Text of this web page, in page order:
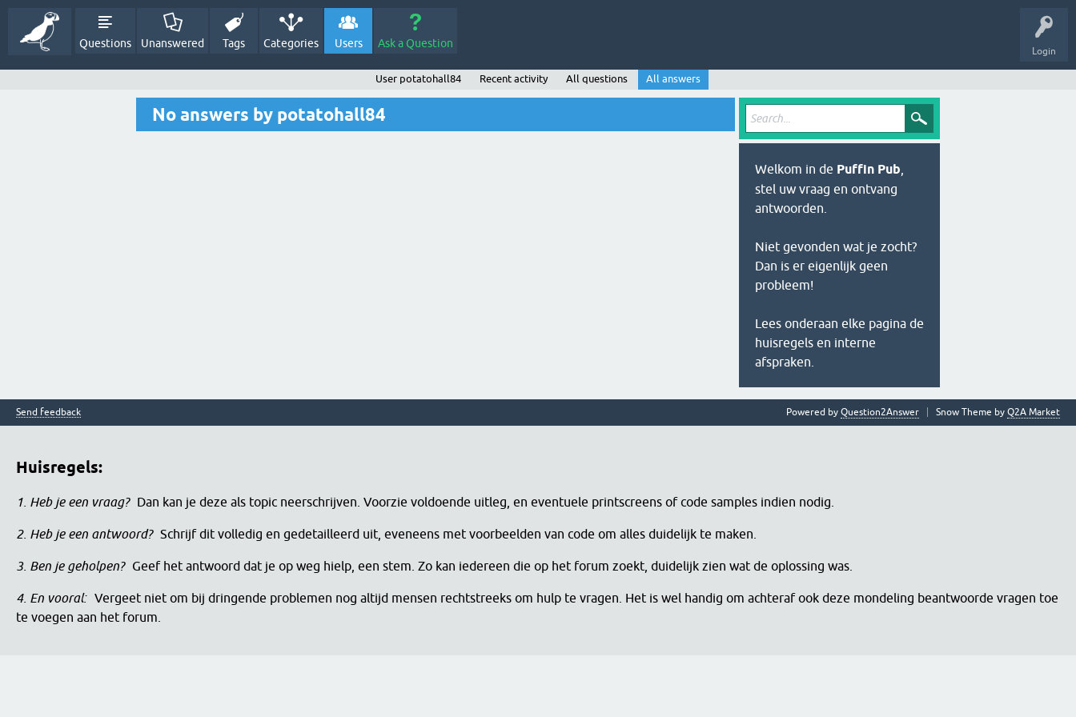
Login
Questions Unanswered Tags Categories Users Ask a Question
User potatohall84 Recent activity All questions All answers
No answers by potatohall84
Welkom in de Puffin Pub
stel uw vraag en ontvang
antwoorden.
Niet gevonden wat je zocht?
Dan is er eigenlijk geen
probleem!
Lees onderaan elke pagina de
huisregels en interne
afspraken.
Send feedback Snow Theme by Q2A Market
Powered by Question2Answer
Huisregels:
1. Heb je een vraag? Dan kan je deze als topic neerschrijven. Voorzie voldoende uitleg, en eventuele printscreens of code samples indien nodig.
2. Heb je een antwoord? Schrijf dit volledig en gedetailleerd uit, eveneens met voorbeelden van code om alles duidelijk te maken.
3. Ben je geholpen? Geef het antwoord dat je op weg hielp, een stem. Zo kan iedereen die op het forum zoekt, duidelijk zien wat de oplossing was.
4. En vooral: Vergeet niet om bij dringende problemen nog altijd mensen rechtstreeks om hulp te vragen. Het is wel handig om achteraf ook deze mondeling beantwoorde vragen toe
te voegen aan het forum.